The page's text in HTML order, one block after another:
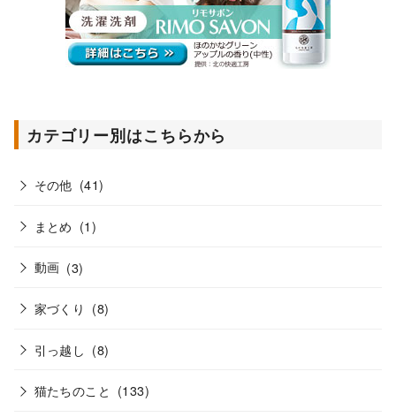
カテゴリー別はこちらから
その他 (41)
まとめ (1)
動画 (3)
家づくり (8)
引っ越し (8)
猫たちのこと (133)